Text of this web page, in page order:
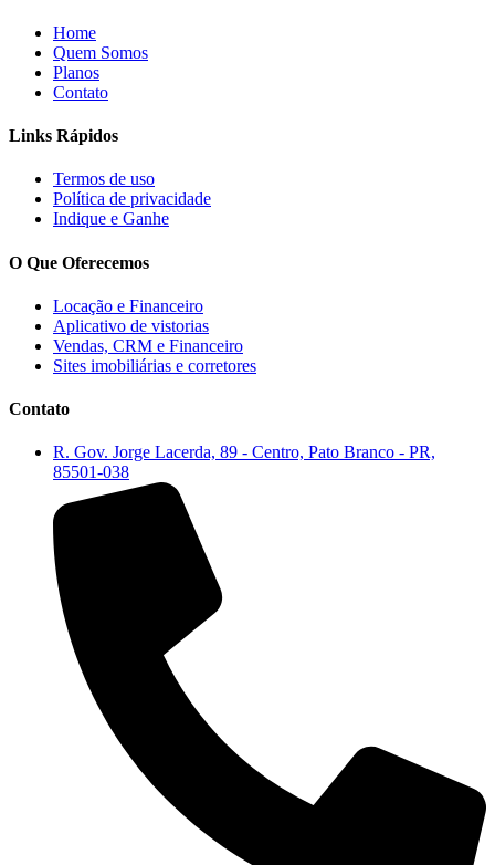
Home
Quem Somos
Planos
Contato
Links Rápidos
Termos de uso
Política de privacidade
Indique e Ganhe
O Que Oferecemos
Locação e Financeiro
Aplicativo de vistorias
Vendas, CRM e Financeiro
Sites imobiliárias e corretores
Contato
R. Gov. Jorge Lacerda, 89 - Centro, Pato Branco - PR,
85501-038